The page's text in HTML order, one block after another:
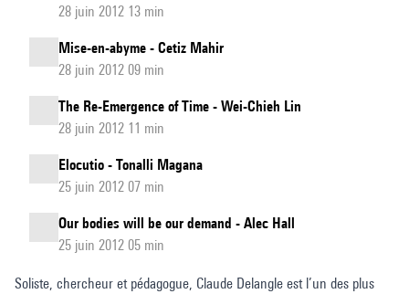
28 juin 2012 13 min
Mise-en-abyme - Cetiz Mahir
28 juin 2012 09 min
The Re-Emergence of Time - Wei-Chieh Lin
28 juin 2012 11 min
Elocutio - Tonalli Magana
25 juin 2012 07 min
Our bodies will be our demand - Alec Hall
25 juin 2012 05 min
Soliste, chercheur et pédagogue, Claude Delangle est l’un des plus